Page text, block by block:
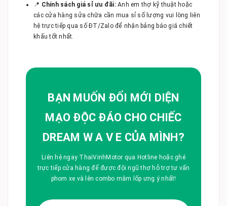
📍 Chính sách giá sỉ ưu đãi:Anh em thợ kỹ thuật hoặc
các cửa hàng sửa chữa cần mua sỉ số lượng vui lòng liên
hệ trực tiếp qua số ĐT/Zalo để nhận bảng báo giá chiết
khấu tốt nhất.
BẠN MUỐN ĐỔI MỚI DIỆN
MẠO ĐỘC ĐÁO CHO CHIẾC
DREAM W A V E CỦA MÌNH?
Liên hệ ngay ThaiVinhMotor qua Hotline hoặc ghé
trực tiếp cửa hàng để được đội ngũ thợ hỗ trợ tư vấn
phom xe và lên combo mâm lốp ưng ý nhất!